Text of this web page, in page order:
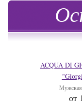
ACQUA DI
от